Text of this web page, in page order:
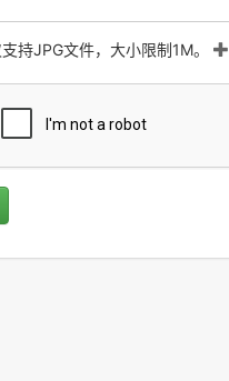
持JPG文件，大小限制1M。